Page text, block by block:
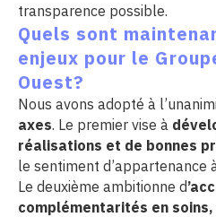
transparence possible.
Quels sont
enjeux pour le
Ouest?
Nous avons adopté à
axes. Le premier vise à
réalisations et de bonnes
le sentiment d’appartenance
Le deuxième ambitionne d
complémentarités en